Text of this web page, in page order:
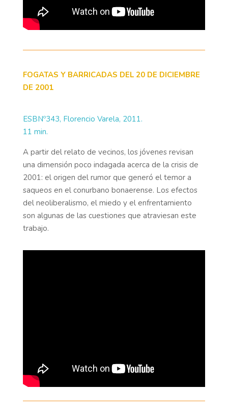
FOGATAS Y BARRICADAS DEL 20 DE DICIEMBRE
DE 2001
ESBNº343, Florencio Varela, 2011.
11 min.
A partir del relato de vecinos, los jóvenes revisan
una dimensión poco indagada acerca de la crisis de
2001: el origen del rumor que generó el temor a
saqueos en el conurbano bonaerense. Los efectos
del neoliberalismo, el miedo y el enfrentamiento
son algunas de las cuestiones que atraviesan este
trabajo.